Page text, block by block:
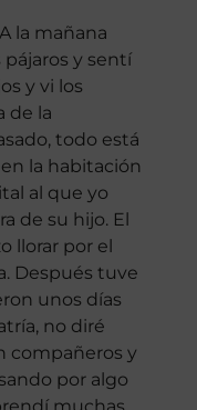
la mañana
y sentí
y vi los
de la
todo está
la habitación
al que yo
de su hijo. El
llorar por el
Después tuve
unos días
no diré
compañeros y
por algo